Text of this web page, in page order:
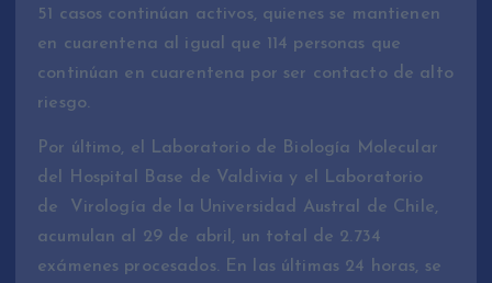
51 casos continúan activos, quienes se mantienen
en cuarentena al igual que 114 personas que
continúan en cuarentena por ser contacto de alto
riesgo.
Por último, el Laboratorio de Biología Molecular
del Hospital Base de Valdivia y el Laboratorio
de Virología de la Universidad Austral de Chile,
acumulan al 29 de abril, un total de 2.734
exámenes procesados. En las últimas 24 horas, se